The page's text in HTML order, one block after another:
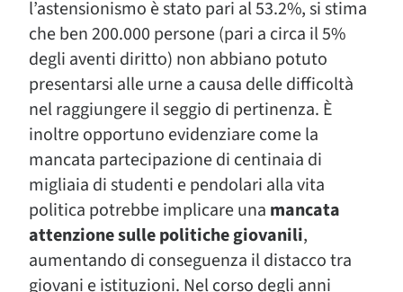
l’astensionismo è stato pari al 53.2%, si stima
che ben 200.000 persone (pari a circa il 5%
degli aventi diritto) non abbiano potuto
presentarsi alle urne a causa delle difficoltà
nel raggiungere il seggio di pertinenza. È
inoltre opportuno evidenziare come la
mancata partecipazione di centinaia di
migliaia di studenti e pendolari alla vita
politica potrebbe implicare una mancata
attenzione sulle politiche giovanili,
aumentando di conseguenza il distacco tra
giovani e istituzioni. Nel corso degli anni